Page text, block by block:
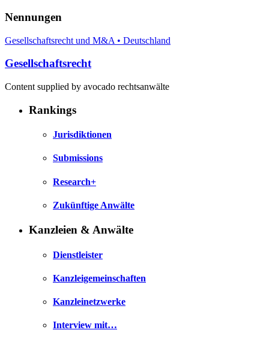
Nennungen
Gesellschaftsrecht und M&A • Deutschland
Gesellschaftsrecht
Content supplied by avocado rechtsanwälte
Rankings
Jurisdiktionen
Submissions
Research+
Zukünftige Anwälte
Kanzleien & Anwälte
Dienstleister
Kanzleigemeinschaften
Kanzleinetzwerke
Interview mit…